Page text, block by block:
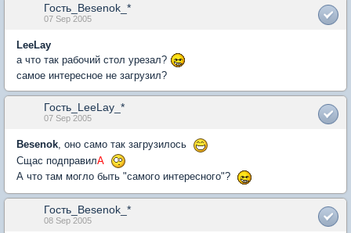
Гость_Besenok_*
07 Sep 2005
LeeLay
а что так рабочий стол урезал?
самое интересное не загрузил?
Гость_LeeLay_*
07 Sep 2005
Besenok, оно само так загрузилось
Сщас подправилА
А что там могло быть "самого интересного"?
Гость_Besenok_*
08 Sep 2005